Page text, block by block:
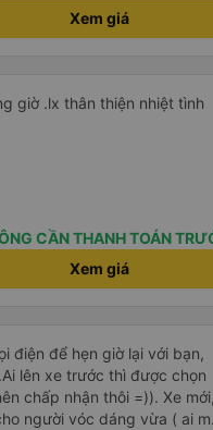
Xem giá
Rất tiện nghi thoải mái đi đúng giờ .lx thân thiện nhiệt tình
CẦN THANH TOÁN
Xem giá
điện để hẹn giờ lại với bạn,
lên xe trước thì được chọn
chấp nhận thôi =)). Xe mới,
người vóc dáng vừa ( ai